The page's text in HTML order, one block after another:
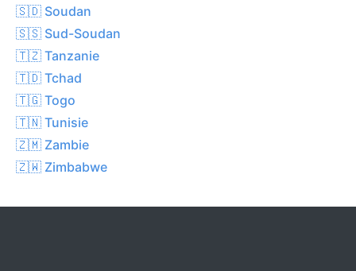
🇸🇩 Soudan
🇸🇸 Sud-Soudan
🇹🇿 Tanzanie
🇹🇩 Tchad
🇹🇬 Togo
🇹🇳 Tunisie
🇿🇲 Zambie
🇿🇼 Zimbabwe